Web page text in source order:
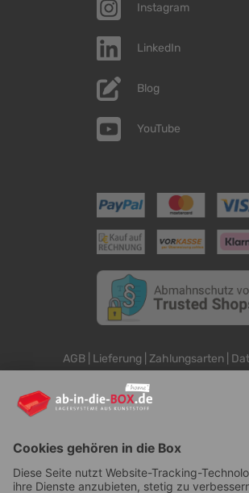
Instagram
LinkedIn
Blog
YouTube
AGB Lieferung Zahlungsarten
Barrierefreiheit
© ab-in-die-BOX 2026